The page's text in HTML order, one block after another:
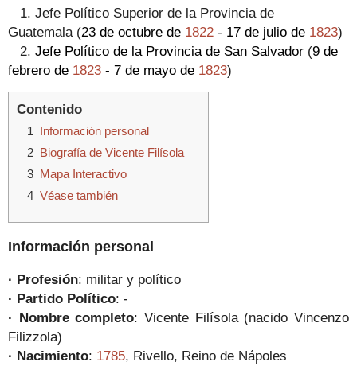
1. Jefe Político Superior de la Provincia de
Guatemala (23 de octubre de 1822 - 17 de julio de 1823)
2. Jefe Político de la Provincia de San Salvador (9 de
febrero de 1823 - 7 de mayo de 1823)
Contenido
Información personal
Biografía de Vicente Filísola
Mapa Interactivo
Véase también
Información personal
· Profesión: militar y político
· Partido Político: -
· Nombre completo: Vicente Filísola (nacido Vincenzo
Filizzola)
· Nacimiento: 1785, Rivello, Reino de Nápoles